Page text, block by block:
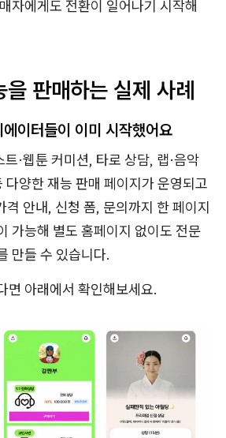
자에게도 전환이 일어나기 시작해
을 판매하는 실제 사례
이터들이 이미 시작했어요
·웹툰 커미션, 타로 상담, 랩·음악
다양한 재능 판매 페이지가 운영되고
격 안내, 신청 폼, 문의까지 한 페이지
가능해 별도 홈페이지 없이도 전문
만들 수 있습니다.
면 아래에서 확인해보세요.